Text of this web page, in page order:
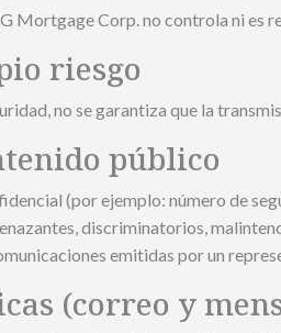
Mortgage Corp. no controla ni
riesgo
no se garantiza que la
público
(por ejemplo: número de
discriminatorios,
emitidas por un
(correo y